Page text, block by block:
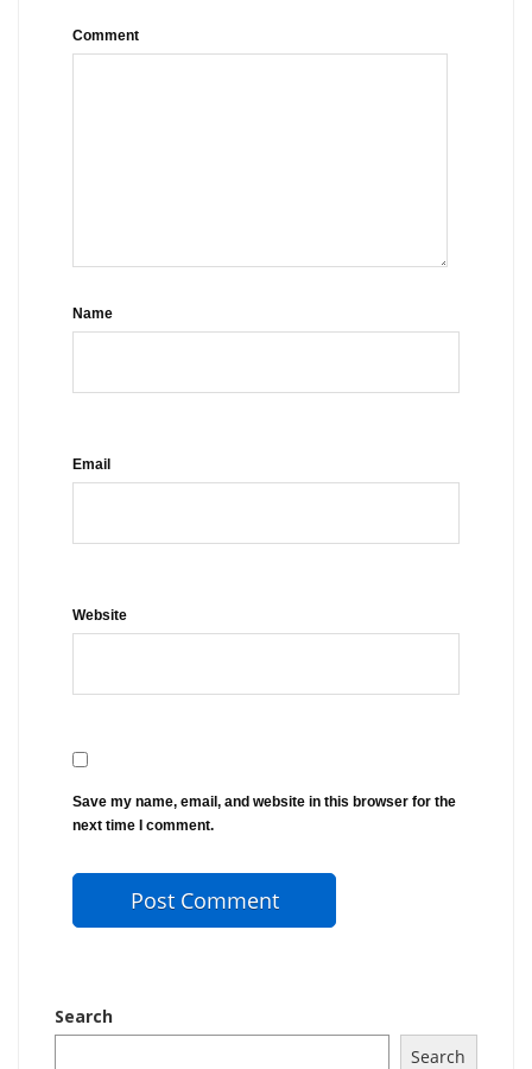
Comment
Name
Email
Website
Save my name, email, and website in this browser for the
next time I comment.
Search
Search